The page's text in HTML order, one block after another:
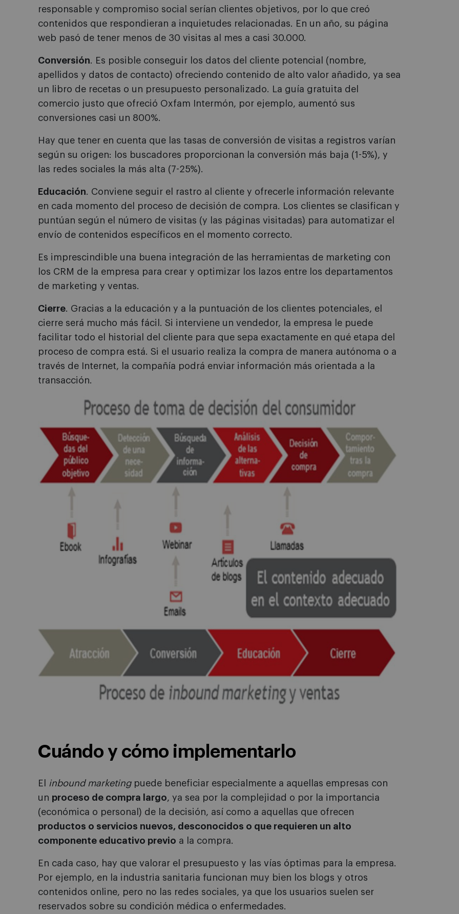
responsable y compromiso social serían clientes objetivos, por lo que creó
contenidos que respondieran a inquietudes relacionadas. En un año, su página
web pasó de tener menos de 30 visitas al mes a casi 30.000.
Conversión. Es posible conseguir los datos del cliente potencial (nombre,
apellidos y datos de contacto) ofreciendo contenido de alto valor añadido, ya sea
un libro de recetas o un presupuesto personalizado. La guía gratuita del
comercio justo que ofreció Oxfam Intermón, por ejemplo, aumentó sus
conversiones casi un 800%.
Hay que tener en cuenta que las tasas de conversión de visitas a registros varían
según su origen: los buscadores proporcionan la conversión más baja (1-5%), y
las redes sociales la más alta (7-25%).
Educación. Conviene seguir el rastro al cliente y ofrecerle información relevante
en cada momento del proceso de decisión de compra. Los clientes se clasifican y
puntúan según el número de visitas (y las páginas visitadas) para automatizar el
envío de contenidos específicos en el momento correcto.
Es imprescindible una buena integración de las herramientas de marketing con
los CRM de la empresa para crear y optimizar los lazos entre los departamentos
de marketing y ventas.
Cierre. Gracias a la educación y a la puntuación de los clientes potenciales, el
cierre será mucho más fácil. Si interviene un vendedor, la empresa le puede
facilitar todo el historial del cliente para que sepa exactamente en qué etapa del
proceso de compra está. Si el usuario realiza la compra de manera autónoma o a
través de Internet, la compañía podrá enviar información más orientada a la
transacción.
Cuándo y cómo implementarlo
El inbound marketingpuede beneficiar especialmente a aquellas empresas con
un proceso de compra largo, ya sea por la complejidad o por la importancia
(económica o personal) de la decisión, así como a aquellas que ofrecen
productos o servicios nuevos, desconocidos o que requieren un alto
componente educativo previo a la compra.
En cada caso, hay que valorar el presupuesto y las vías óptimas para la empresa.
Por ejemplo, en la industria sanitaria funcionan muy bien los blogs y otros
contenidos online, pero no las redes sociales, ya que los usuarios suelen ser
reservados sobre su condición médica o enfermedades.